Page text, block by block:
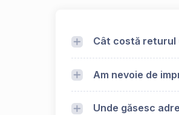
Cât costă returul
Am nevoie de
Unde găsesc